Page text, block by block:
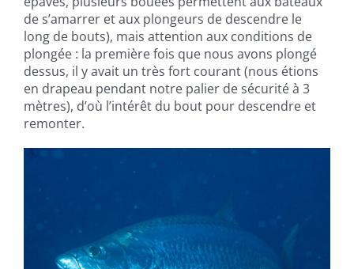
de s’amarrer et aux plongeurs de descendre le
long de bouts), mais attention aux conditions de
plongée : la première fois que nous avons plongé
dessus, il y avait un très fort courant (nous étions
en drapeau pendant notre palier de sécurité à 3
mètres), d’où l’intérêt du bout pour descendre et
remonter.